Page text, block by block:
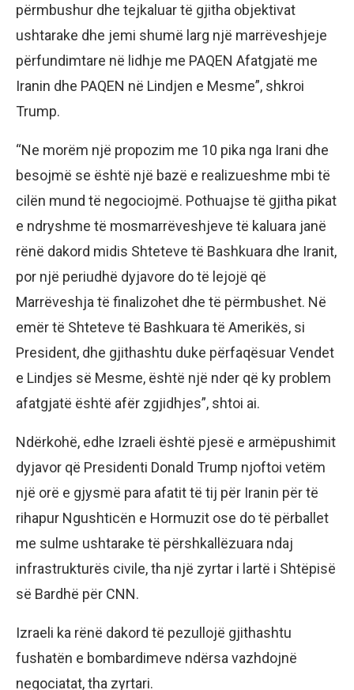
përmbushur dhe tejkaluar të gjitha objektivat
ushtarake dhe jemi shumë larg një marrëveshjeje
përfundimtare në lidhje me PAQEN Afatgjatë me
Iranin dhe PAQEN në Lindjen e Mesme”, shkroi
Trump.
“Ne morëm një propozim me 10 pika nga Irani dhe
besojmë se është një bazë e realizueshme mbi të
cilën mund të negociojmë. Pothuajse të gjitha pikat
e ndryshme të mosmarrëveshjeve të kaluara janë
rënë dakord midis Shteteve të Bashkuara dhe Iranit,
por një periudhë dyjavore do të lejojë që
Marrëveshja të finalizohet dhe të përmbushet. Në
emër të Shteteve të Bashkuara të Amerikës, si
President, dhe gjithashtu duke përfaqësuar Vendet
e Lindjes së Mesme, është një nder që ky problem
afatgjatë është afër zgjidhjes”, shtoi ai.
Ndërkohë, edhe Izraeli është pjesë e armëpushimit
dyjavor që Presidenti Donald Trump njoftoi vetëm
një orë e gjysmë para afatit të tij për Iranin për të
rihapur Ngushticën e Hormuzit ose do të përballet
me sulme ushtarake të përshkallëzuara ndaj
infrastrukturës civile, tha një zyrtar i lartë i Shtëpisë
së Bardhë për CNN.
Izraeli ka rënë dakord të pezullojë gjithashtu
fushatën e bombardimeve ndërsa vazhdojnë
negociatat, tha zyrtari.